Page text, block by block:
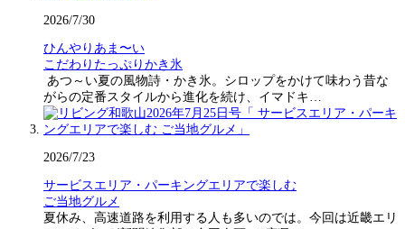
2026/7/30
ひんやりあま〜い
こだわりたっぷりかき氷
あつ～い夏の風物詩・かき氷。シロップをかけて味わう昔な
がらの定番スタイルから進化を続け、イマドキ…
2026/7/23
サービスエリア・パーキングエリアで楽しむ
ご当地グルメ
夏休み、高速道路を利用する人も多いのでは。今回は近畿エリ